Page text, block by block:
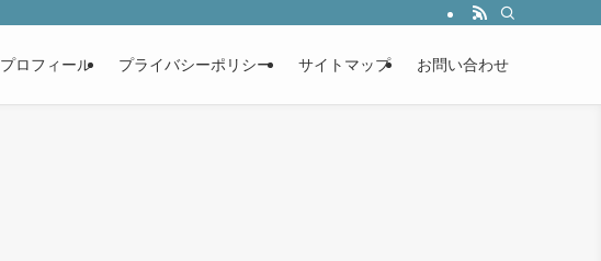
プロフィール プライバシーポリシー サイトマップ お問い合わせ